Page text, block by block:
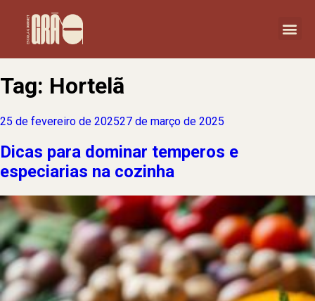
Tag: Hortelã
25 de fevereiro de 202527 de março de 2025
Dicas para dominar temperos e
especiarias na cozinha